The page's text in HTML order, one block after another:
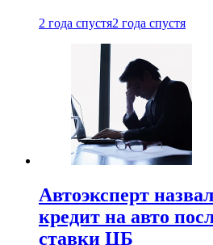
2 года спустя2 года спустя
Автоэксперт
кредит на авто
ставки ЦБ